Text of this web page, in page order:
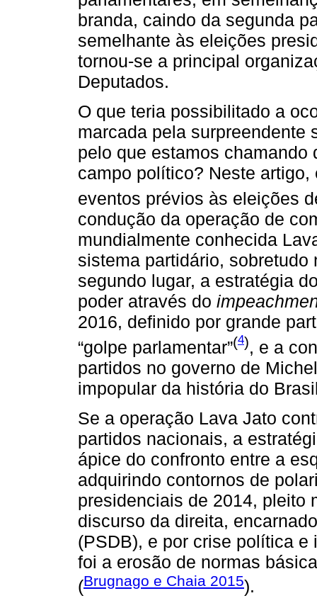
branda, caindo da segunda
semelhante às eleições
tornou-se a principal
Deputados.
O que teria possibilitado a
marcada pela surpreendente
pelo que estamos chamando
campo político? Neste
eventos prévios às eleições
condução da operação de
mundialmente conhecida
sistema partidário, sobretudo
segundo lugar, a estratégia
poder através do
2016, definido por grande
“golpe parlamentar”(4), e a
partidos no governo de
impopular da história do
Se a operação Lava Jato
partidos nacionais, a
ápice do confronto entre a
adquirindo contornos de
presidenciais de 2014, pleito
discurso da direita,
(PSDB), e por crise política
foi a erosão de normas
(Brugnago e Chaia 2015).